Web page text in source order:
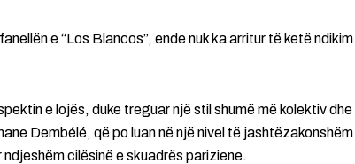
e “Los Blancos”, ende nuk ka arritur të ketë ndikim
e lojës, duke treguar një stil shumë më kolektiv dhe
Dembélé, që po luan në një nivel të jashtëzakonshëm
cilësinë e skuadrës pariziene.